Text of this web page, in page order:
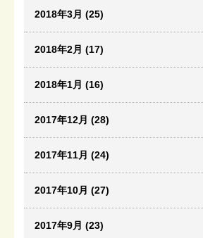
2018年3月 (25)
2018年2月 (17)
2018年1月 (16)
2017年12月 (28)
2017年11月 (24)
2017年10月 (27)
2017年9月 (23)